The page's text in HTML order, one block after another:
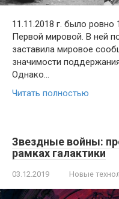
11.11.2018 г. было
Первой мировой. В ней
заставила мировое
значимости
Однако…
Читать полностью
Звездные войны:
рамках галактики
03.12.2019 Новые